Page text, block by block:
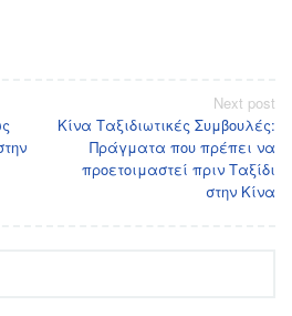
Next post
Κίνα Ταξιδιωτικές Συμβουλές:
Πράγματα που πρέπει να
προετοιμαστεί πριν Ταξίδι
στην Κίνα